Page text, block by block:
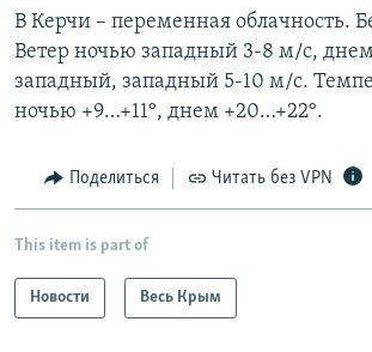
В Керчи – переменная облачность.
Ветер ночью западный 3-8 м/с,
западный, западный 5-10 м/с.
ночью +9…+11°, днем +20…+22°.
Поделиться Читать без VPN
This item is part of
Новости Весь Крым